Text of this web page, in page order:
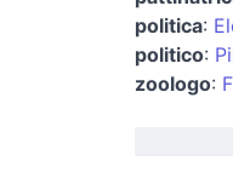
politica:
politico:
zoologo: